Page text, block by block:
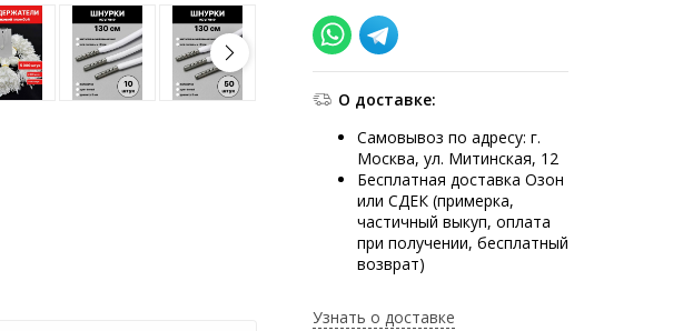
О доставке:
Самовывоз по адресу: г.
Москва, ул. Митинская, 12
Бесплатная доставка Озон
или СДЕК (примерка,
частичный выкуп, оплата
при получении, бесплатный
возврат)
Узнать о доставке